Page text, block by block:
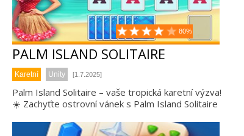
80%
PALM ISLAND SOLITAIRE
Karetní Unity [1.7.2025]
Palm Island Solitaire – vaše tropická karetní výzva!
☀️ Zachyťte ostrovní vánek s Palm Island Solitaire